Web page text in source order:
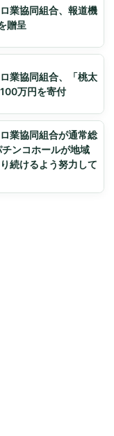
業協同組合、報道機
贈呈
業協同組合、「桃太
万円を寄付
業協同組合が通常総
ンコホールが地域
続けるよう努力して